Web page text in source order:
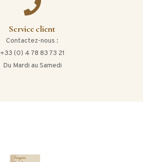
Service client
Contactez-nous :
+33 (0) 4 78 83 73 21
Du Mardi au Samedi